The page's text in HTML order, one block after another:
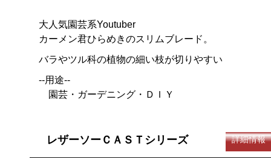
大人気園芸系Youtuber
カーメン君ひらめきのスリムブレード。
バラやツル科の植物の細い枝が切りやすい
--用途--
園芸・ガーデニング・ＤＩＹ
レザーソーＣＡＳＴシリーズ 詳細情報